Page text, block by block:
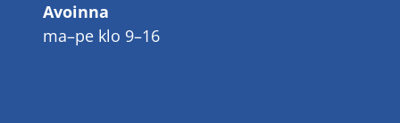
Avoinna
ma–pe klo 9–16